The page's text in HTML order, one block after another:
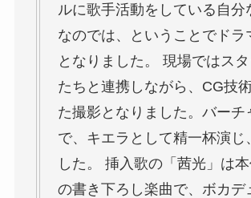
ルに歌手活動をしている自分
なのでは、ということでドラ
となりました。 現場ではス
たちと連携しながら、CG技
た撮影となりました。バーチ
で、キエラとして精一杯演じ
した。 挿入歌の「茜光」は
の書き下ろし楽曲で、ボカデ